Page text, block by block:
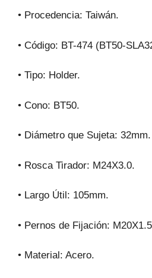
• Procedencia: Taiwán.
• Código: BT-474 (BT50-
• Tipo: Holder.
• Cono: BT50.
• Diámetro que Sujeta: 32mm.
• Rosca Tirador: M24X3.0.
• Largo Útil: 105mm.
• Pernos de Fijación:
• Material: Acero.